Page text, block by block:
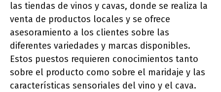
las tiendas de vinos y cavas, donde se realiza la
venta de productos locales y se ofrece
asesoramiento a los clientes sobre las
diferentes variedades y marcas disponibles.
Estos puestos requieren conocimientos tanto
sobre el producto como sobre el maridaje y las
características sensoriales del vino y el cava.